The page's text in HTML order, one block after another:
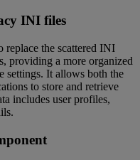
INI files
replace the scattered INI
providing a more organized
settings. It allows both the
to store and retrieve
includes user profiles,